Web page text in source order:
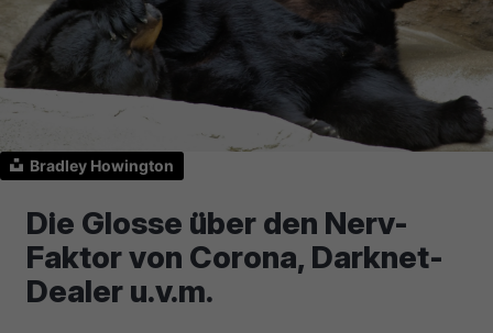
Bradley Howington
Die Glosse über den Nerv-
Faktor von Corona, Darknet-
Dealer u.v.m.